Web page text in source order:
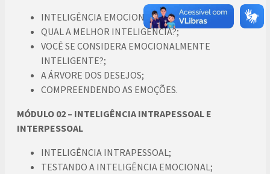
INTELIGÊNCIA EMOCIONAL;
QUAL A MELHOR INTELIGÊNCIA?;
VOCÊ SE CONSIDERA EMOCIONALMENTE
INTELIGENTE?;
A ÁRVORE DOS DESEJOS;
COMPREENDENDO AS EMOÇÕES.
MÓDULO 02 – INTELIGÊNCIA INTRAPESSOAL E
INTERPESSOAL
INTELIGÊNCIA INTRAPESSOAL;
TESTANDO A INTELIGÊNCIA EMOCIONAL;